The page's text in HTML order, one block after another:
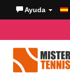
Ayuda